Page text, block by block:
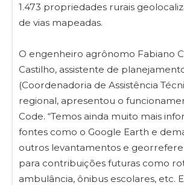
1.473 propriedades rurais
de vias mapeadas.
O engenheiro agrônomo Fabiano
Castilho, assistente de
(Coordenadoria de Assistência
regional, apresentou o
Code. “Temos ainda muito mais
fontes como o Google Earth e
outros levantamentos e
para contribuições futuras como
ambulância, ônibus escolares, etc.